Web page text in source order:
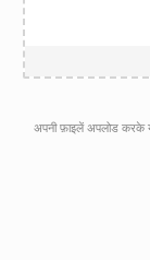
अपनी फ़ाइलें अपलोड करके